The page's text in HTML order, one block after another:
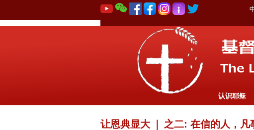
认识耶稣
让恩典显大 之二: 在信的人，凡